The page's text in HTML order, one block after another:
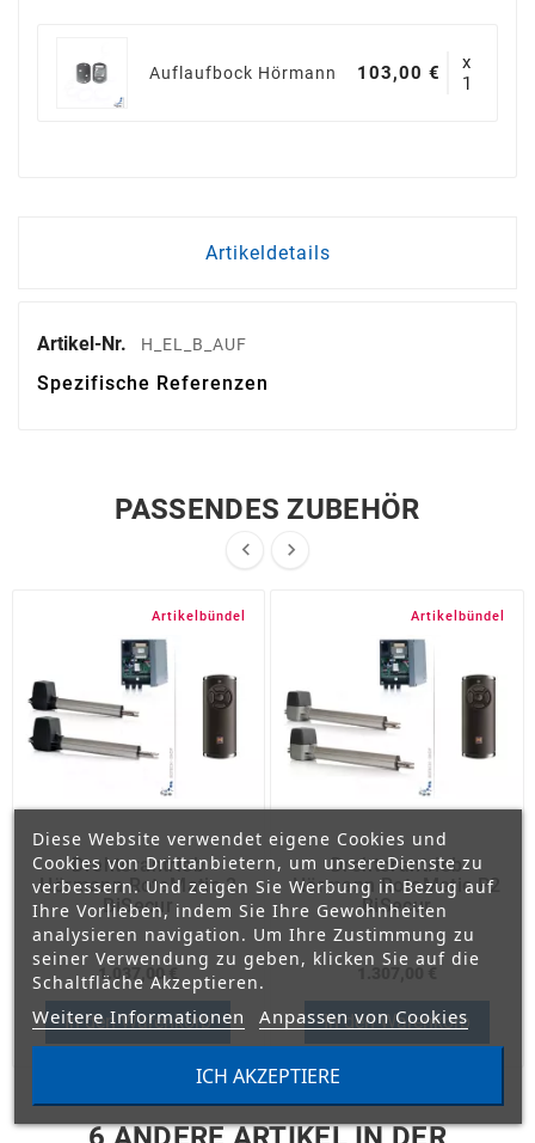
Auflaufbock Hörmann 103,00 €
x
1
Artikeldetails
Artikel-Nr. H_EL_B_AUF
Spezifische Referenzen
PASSENDES ZUBEHÖR
 
Artikelbündel
Drehtorantrieb
Hörmann RotaMatic 2
BiSecur
1.037,00 €
In den Warenkorb
Artikelbündel
Drehtorantrieb
Hörmann RotaMatic P2
BiSecur
In den Warenkorb
Diese Website verwendet eigene Cookies und
Cookies von Drittanbietern, um unsereDienste zu
verbessern. Und zeigen Sie Werbung in Bezug auf
Ihre Vorlieben, indem Sie Ihre Gewohnheiten
analysieren navigation. Um Ihre Zustimmung zu
seiner Verwendung zu geben, klicken Sie auf die
Schaltfläche Akzeptieren.
Weitere Informationen Anpassen von Cookies
ICH AKZEPTIERE